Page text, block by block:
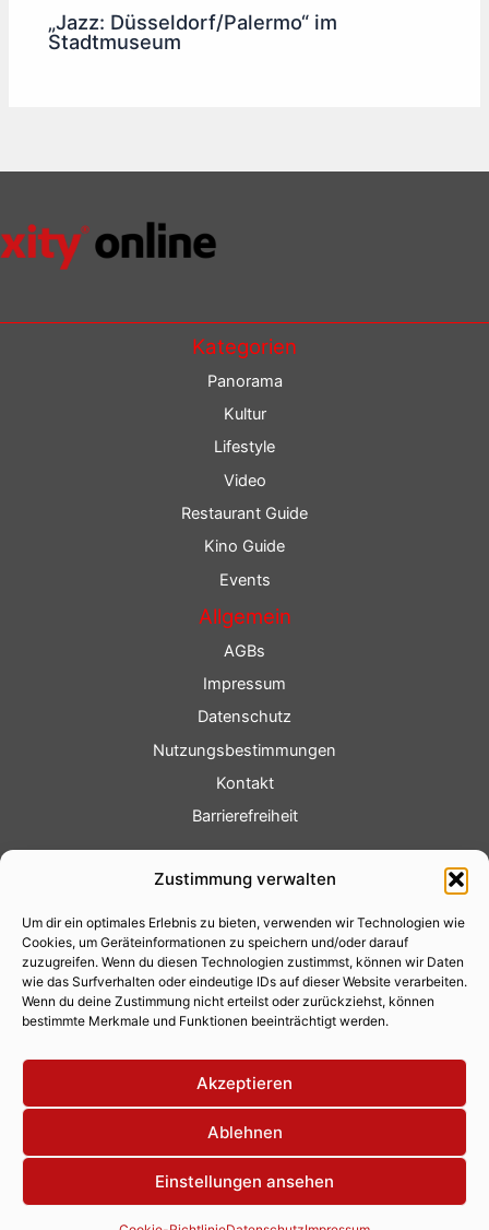
Zustimmung verwalten
Um dir ein optimales Erlebnis zu bieten, verwenden wir Technologien wie
Cookies, um Geräteinformationen zu speichern und/oder darauf
zuzugreifen. Wenn du diesen Technologien zustimmst, können wir Daten
wie das Surfverhalten oder eindeutige IDs auf dieser Website verarbeiten.
Wenn du deine Zustimmung nicht erteilst oder zurückziehst, können
bestimmte Merkmale und Funktionen beeinträchtigt werden.
Akzeptieren
Ablehnen
Einstellungen ansehen
„Jazz: Düsseldorf/Palermo“ im
Stadtmuseum
Kategorien
Panorama
Kultur
Lifestyle
Video
Restaurant Guide
Kino Guide
Events
Allgemein
AGBs
Impressum
Datenschutz
Nutzungsbestimmungen
Kontakt
Barrierefreiheit
Fotoservice
Videoservice
Werbung
Contenterstellung
Lokalnachrichten
Lokalfernsehen
Eventkalender